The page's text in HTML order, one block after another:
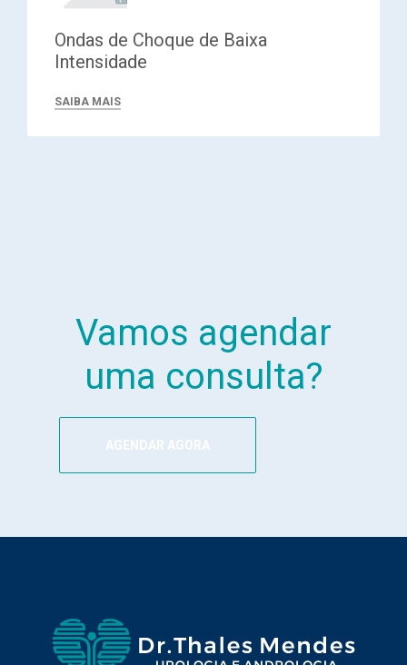
Ondas de Choque de Baixa
Intensidade
SAIBA MAIS
Vamos agendar
uma consulta?
AGENDAR AGORA